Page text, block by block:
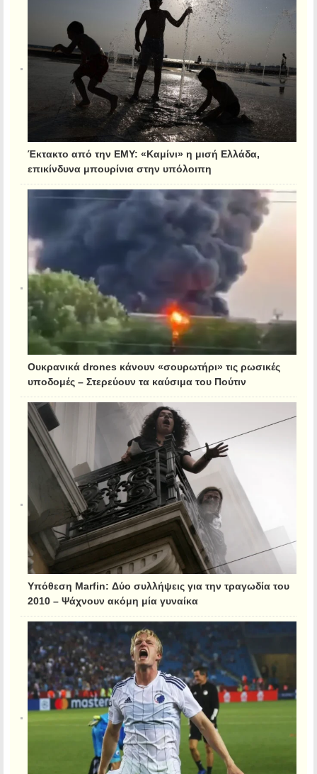
Έκτακτο από την ΕΜΥ: «Καμίνι» η μισή Ελλάδα,
επικίνδυνα μπουρίνια στην υπόλοιπη
Ουκρανικά drones κάνουν «σουρωτήρι» τις ρωσικές
υποδομές – Στερεύουν τα καύσιμα του Πούτιν
Υπόθεση Marfin: Δύο συλλήψεις για την τραγωδία του
2010 – Ψάχνουν ακόμη μία γυναίκα